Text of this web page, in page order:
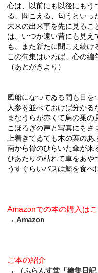
心は、以前にも以後にもう
る、聞こえる、匂うといっ
未来の出来事を先に見る
は、いつか遠い昔にも見え
も、また新たに聞こえ続け
この句集はいわば、心の編
（あとがきより）
風船になつてゐる間も目を
人参を並べておけば分かる
まなうらが赤くて鳥の巣の
こほろぎの声と写真にをさ
上着きてゐても木の葉のあ
南から骨のひらいた傘が来
ひあたりの枯れて車をあや
うすぐらいバスは鯨を食べ
Amazonでの本の購入はこ
→ Amazon
ご本の紹介
→
（ふらんす堂「編集日記